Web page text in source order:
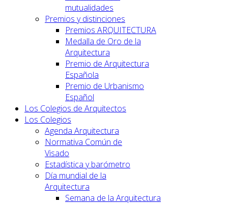
mutualidades
Premios y distinciones
Premios ARQUITECTURA
Medalla de Oro de la
Arquitectura
Premio de Arquitectura
Española
Premio de Urbanismo
Español
Los Colegios de Arquitectos
Los Colegios
Agenda Arquitectura
Normativa Común de
Visado
Estadística y barómetro
Día mundial de la
Arquitectura
Semana de la Arquitectura